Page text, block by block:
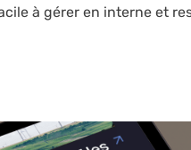
à gérer en interne et